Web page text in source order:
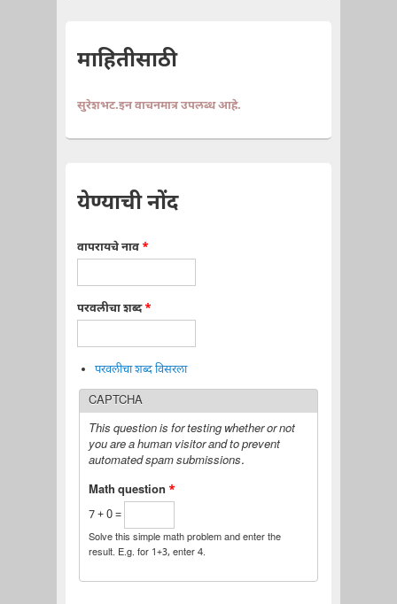
माहितीसाठी
सुरेशभट.इन वाचनमात्र उपलब्ध आहे.
येण्याची नोंद
वापरायचे नाव *
परवलीचा शब्द*
परवलीचा शब्द विसरला
CAPTCHA
This question is for testing whether or not
you are a human visitor and to prevent
automated spam submissions.
Math question *
7 + 0 =
Solve this simple math problem and enter the
result. E.g. for 1+3, enter 4.